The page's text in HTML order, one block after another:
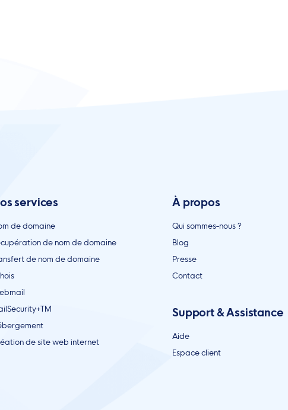
services
de domaine
de nom de domaine
de nom de domaine
de site web internet
À propos
Qui sommes-nous ?
Blog
Presse
Contact
Support & Assistance
Aide
Espace client